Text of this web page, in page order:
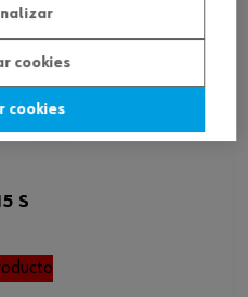
S
cookies
cookies